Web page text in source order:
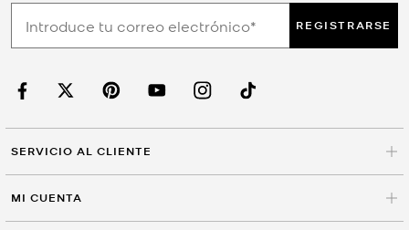
REGISTRARSE
SERVICIO AL CLIENTE
MI CUENTA